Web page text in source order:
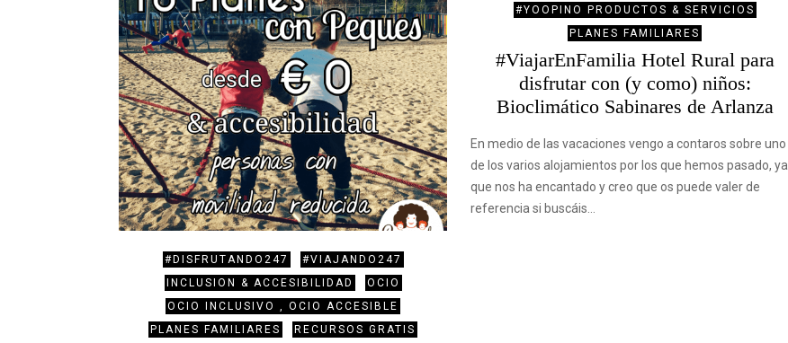
#DISFRUTANDO247
#VIAJANDO247
INCLUSION & ACCESIBILIDAD
OCIO
OCIO INCLUSIVO , OCIO ACCESIBLE
PLANES FAMILIARES
RECURSOS GRATIS
#YOOPINO PRODUCTOS & SERVICIOS
PLANES FAMILIARES
#ViajarEnFamilia Hotel Rural para
disfrutar con (y como) niños:
Bioclimático Sabinares de Arlanza
En medio de las vacaciones vengo a contaros sobre uno
de los varios alojamientos por los que hemos pasado, ya
que nos ha encantado y creo que os puede valer de
referencia si buscáis…